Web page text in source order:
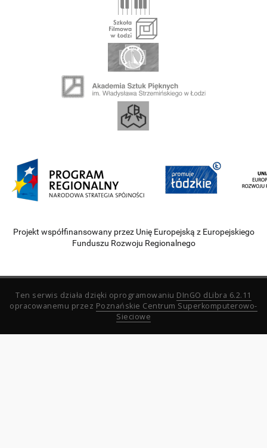
Projekt współfinansowany przez Unię Europejską z Europejskiego
Funduszu Rozwoju Regionalnego
Ten serwis działa dzięki oprogramowaniu DInGO dLibra 6.2.11
opracowanemu przez Poznańskie Centrum Superkomputerowo-
Sieciowe